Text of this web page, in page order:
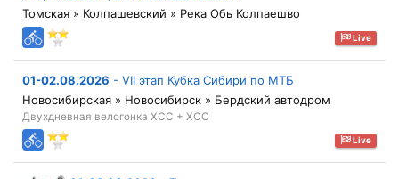
Томская » Колпашевский » Река Обь Колпаешво
Live
01-02.08.2026 - VII этап Кубка Сибири по МТБ
Новосибирская » Новосибирск » Бердский автодром
Двухдневная велогонка XCC + XCO
Live